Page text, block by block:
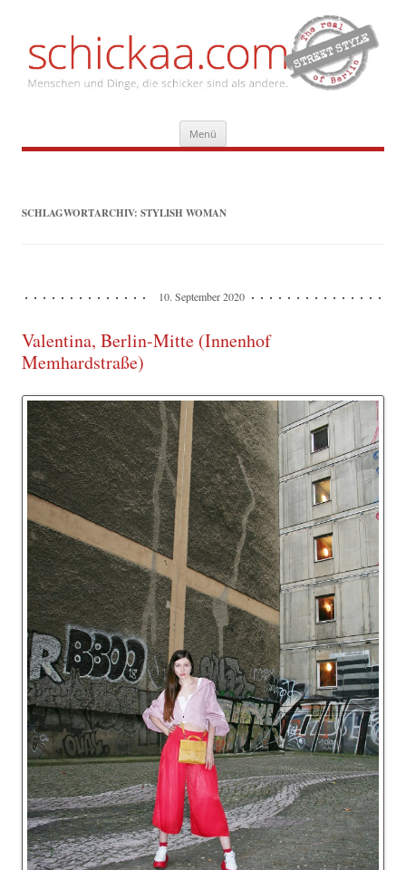
Menü Inhalt
springen
SCHLAGWORTARCHIV: STYLISH WOMAN
10. September 2020
Valentina, Berlin-Mitte (Innenhof
Memhardstraße)